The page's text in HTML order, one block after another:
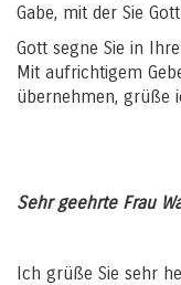
Gabe, mit der Sie
Gott segne Sie in
Mit aufrichtigem
übernehmen, grüße
Sehr geehrte Frau
Ich grüße Sie sehr